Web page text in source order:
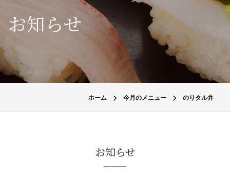
お知らせ
ホーム 今月のメニュー のりタル弁
お知らせ